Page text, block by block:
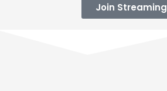
Join Streaming